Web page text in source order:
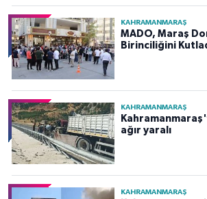
KAHRAMANMARAŞ
MADO, Maraş
Birinciliğini
KAHRAMANMARAŞ
ağır yaralı
KAHRAMANMARAŞ